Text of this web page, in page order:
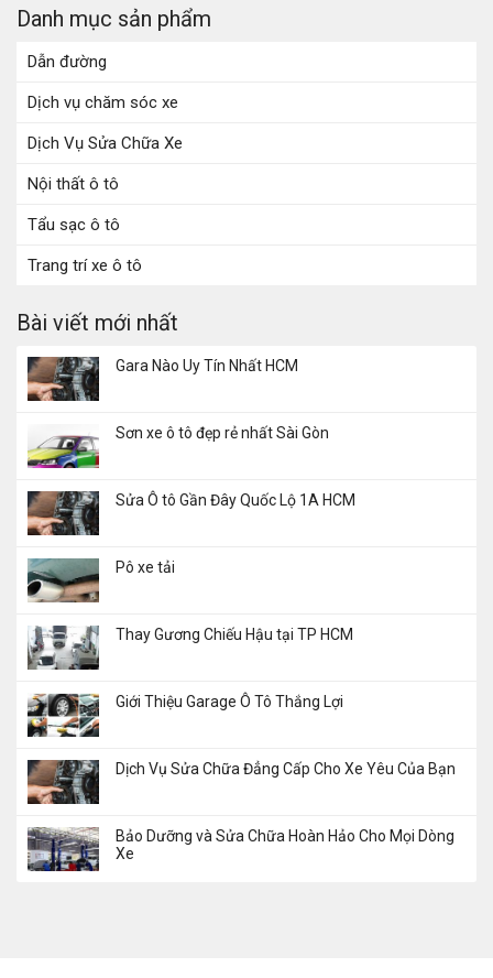
Danh mục sản phẩm
Dẫn đường
Dịch vụ chăm sóc xe
Dịch Vụ Sửa Chữa Xe
Nội thất ô tô
Tẩu sạc ô tô
Trang trí xe ô tô
Bài viết mới nhất
Gara Nào Uy Tín Nhất HCM
Sơn xe ô tô đẹp rẻ nhất Sài Gòn
Sửa Ô tô Gần Đây Quốc Lộ 1A HCM
Pô xe tải
Thay Gương Chiếu Hậu tại TP HCM
Giới Thiệu Garage Ô Tô Thắng Lợi
Dịch Vụ Sửa Chữa Đẳng Cấp Cho Xe Yêu Của Bạn
Bảo Dưỡng và Sửa Chữa Hoàn Hảo Cho Mọi Dòng
Xe